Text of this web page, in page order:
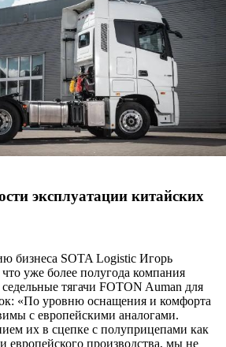
эксплуатации китайских
бизнеса SOTA Logistic Игорь
уже более полугода компания
тягачи FOTON Auman для
«По уровню оснащения и комфорта
с европейскими аналогами.
их в сцепке с полуприцепами как
европейского производства, мы не